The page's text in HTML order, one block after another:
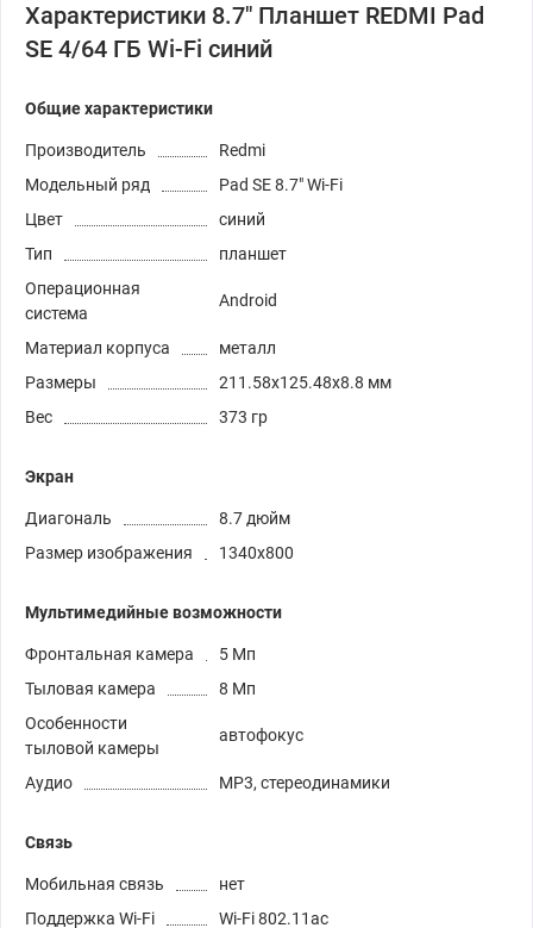
Характеристики 8.7" Планшет REDMI Pad
SE 4/64 ГБ Wi-Fi синий
Общие характеристики
Производитель
Redmi
Модельный ряд
Pad SE 8.7" Wi-Fi
Цвет
синий
Тип
планшет
Операционная
система
Android
Материал корпуса
металл
Размеры
211.58x125.48x8.8 мм
Вес
373 гр
Экран
Диагональ
8.7 дюйм
Размер изображения
1340x800
Мультимедийные возможности
Фронтальная камера
5 Мп
Тыловая камера
8 Мп
Особенности
тыловой камеры
автофокус
Аудио MP3, стереодинамики
Связь
Мобильная связь
нет
Поддержка Wi-Fi
Wi-Fi 802.11ac